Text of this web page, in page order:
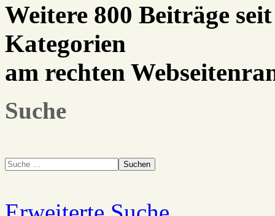
Weitere 800 Beiträge
Kategorien
am rechten
Suche
Suchen